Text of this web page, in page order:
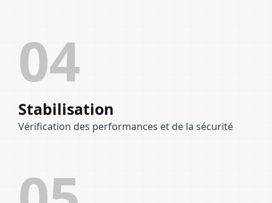
04
Stabilisation
Vérification des performances et de la sécurité